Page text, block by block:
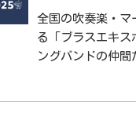
全国の吹奏楽・マ
る「ブラスエキス
ングバンドの仲